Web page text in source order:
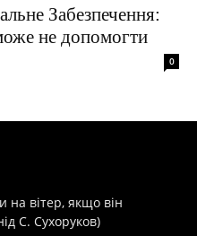
Забезпечення:
не допомогти
0
на вітер, якщо він
С. Сухоруков)